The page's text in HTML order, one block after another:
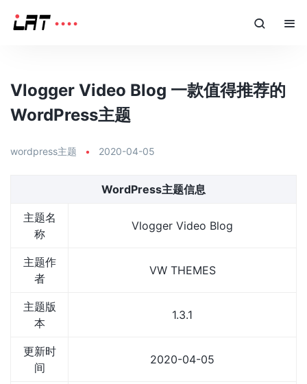
Vlogger Video Blog 一款值得推荐的
WordPress主题
wordpress主题 • 2020-04-05
WordPress主题信息
主题名
称
Vlogger Video Blog
主题作
者
VW THEMES
主题版
本
1.3.1
更新时
间
2020-04-05